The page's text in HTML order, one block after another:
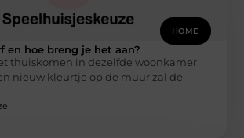
HOME
en hoe breng je het aan?
thuiskomen in dezelfde woonkamer
nieuw kleurtje op de muur zal de